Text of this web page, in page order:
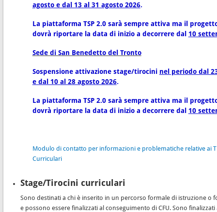
agosto e dal 13 al 31 agosto 2026.
La piattaforma TSP 2.0 sarà sempre attiva ma il
dovrà riportare la data di inizio a decorrere dal 10
Sede di San Benedetto del Tronto
Sospensione attivazione stage/tirocini nel periodo dal
e dal 10 al 28 agosto 2026.
La piattaforma TSP 2.0 sarà sempre attiva ma il
dovrà riportare la data di inizio a decorrere dal 10
Modulo di contatto per informazioni e problematiche relative ai
Curriculari
Stage/Tirocini curriculari
Sono destinati a chi è inserito in un percorso formale di istruzione o
e possono essere finalizzati al conseguimento di CFU. Sono